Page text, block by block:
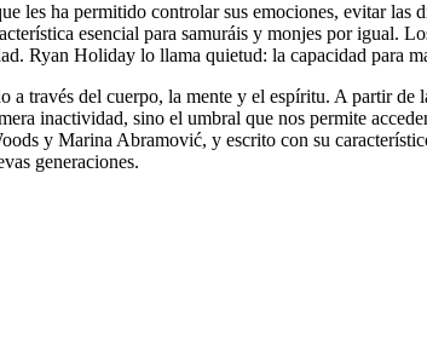
les ha permitido controlar sus emociones, evitar
esencial para samuráis y monjes por igual.
Ryan Holiday lo llama quietud: la capacidad para
a través del cuerpo, la mente y el espíritu. A partir
inactividad, sino el umbral que nos permite
y Marina Abramović, y escrito con su
generaciones.